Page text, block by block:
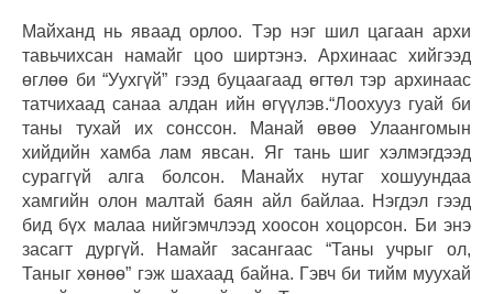
Майханд нь яваад орлоо. Тэр нэг шил цагаан архи
тавьчихсан намайг цоо ширтэнэ. Архинаас хийгээд
өглөө би “Уухгүй” гээд буцаагаад өгтөл тэр архинаас
татчихаад санаа алдан ийн өгүүлэв.“Лоохууз гуай би
таны тухай их сонссон. Манай өвөө Улаангомын
хийдийн хамба лам явсан. Яг тань шиг хэлмэгдээд
сураггүй алга болсон. Манайх нутаг хошуундаа
хамгийн олон малтай баян айл байлаа. Нэгдэл гээд
бид бүх малаа нийгэмчлээд хоосон хоцорсон. Би энэ
засагт дургүй. Намайг засангаас “Таны учрыг ол,
Таныг хөнөө” гэж шахаад байна. Гэвч би тийм муухай